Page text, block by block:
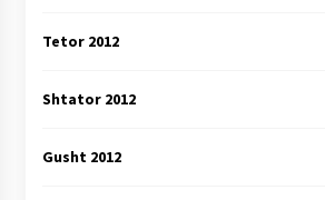
Tetor 2012
Shtator 2012
Gusht 2012